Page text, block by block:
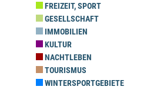
FREIZEIT, SPORT
GESELLSCHAFT
IMMOBILIEN
KULTUR
NACHTLEBEN
TOURISMUS
WINTERSPORTGEBIETE